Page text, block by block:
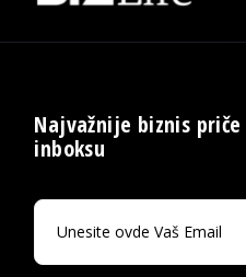
Najvažnije biznis
inboksu